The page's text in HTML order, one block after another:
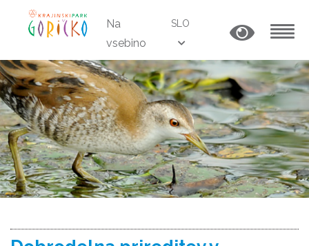
Na
vsebino
SLO